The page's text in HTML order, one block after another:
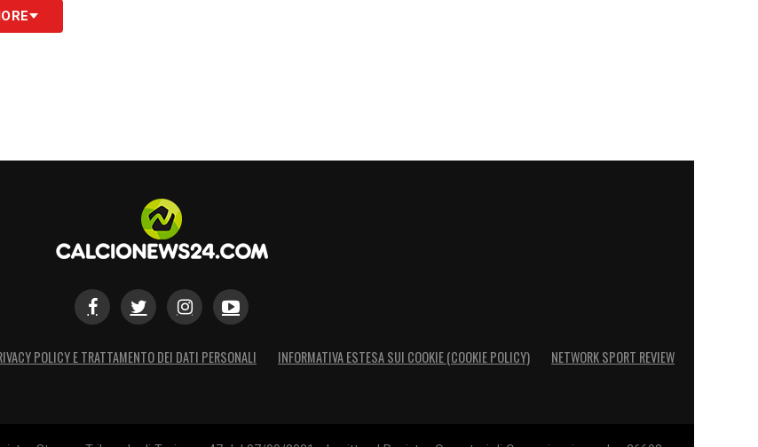
POLICY E TRATTAMENTO DEI DATI PERSONALI INFORMATIVA ESTESA SUI COOKIE (COOKIE POLICY) NETWORK SPORT REVIEW